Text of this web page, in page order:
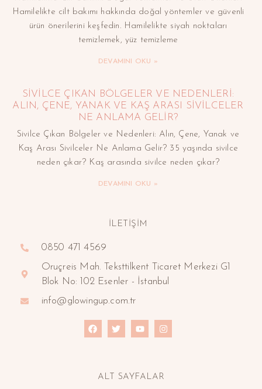
Hamilelikte cilt bakımı hakkında doğal yöntemler ve güvenli
ürün önerilerini keşfedin. Hamilelikte siyah noktaları
temizlemek, yüz temizleme
DEVAMINI OKU »
SIVILCE ÇIKAN BÖLGELER VE NEDENLERI:
ALIN, ÇENE, YANAK VE KAŞ ARASI SIVILCELER
NE ANLAMA GELIR?
Sivilce Çıkan Bölgeler ve Nedenleri: Alın, Çene, Yanak ve
Kaş Arası Sivilceler Ne Anlama Gelir? 35 yaşında sivilce
neden çıkar? Kaş arasında sivilce neden çıkar?
DEVAMINI OKU »
İLETİŞİM
0850 471 4569
Oruçreis Mah. Teksttilkent Ticaret Merkezi G1
Blok No: 102 Esenler - İstanbul
info@glowingup.com.tr
ALT SAYFALAR